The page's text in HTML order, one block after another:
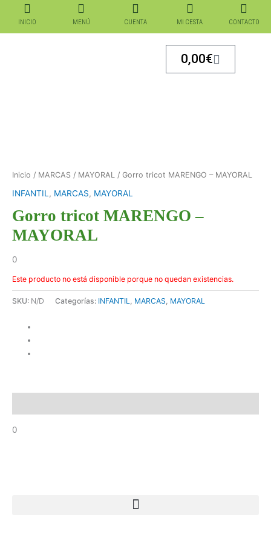
contenido
INICIO MENÚ CUENTA MI CESTA CONTACTO
0,00€Carrito
Inicio / MARCAS / MAYORAL / Gorro tricot MARENGO – MAYORAL
INFANTIL , MARCAS, MAYORAL
Gorro tricot MARENGO –
MAYORAL
0
Este producto no está disponible porque no quedan existencias.
SKU: N/D Categorías: INFANTIL MARCAS MAYORAL
0